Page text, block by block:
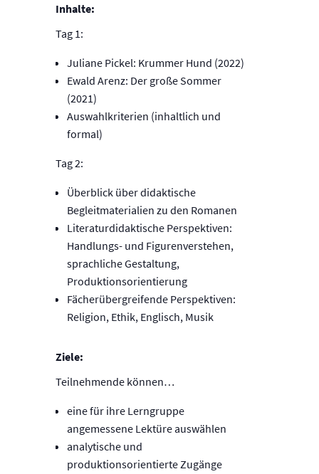
Inhalte:
Tag 1:
Juliane Pickel: Krummer Hund (2022)
Ewald Arenz: Der große Sommer
(2021)
Auswahlkriterien (inhaltlich und
formal)
Tag 2:
Überblick über didaktische
Begleitmaterialien zu den Romanen
Literaturdidaktische Perspektiven:
Handlungs- und Figurenverstehen,
sprachliche Gestaltung,
Produktionsorientierung
Fächerübergreifende Perspektiven:
Religion, Ethik, Englisch, Musik
Ziele:
Teilnehmende können…
eine für ihre Lerngruppe
angemessene Lektüre auswählen
analytische und
produktionsorientierte Zugänge